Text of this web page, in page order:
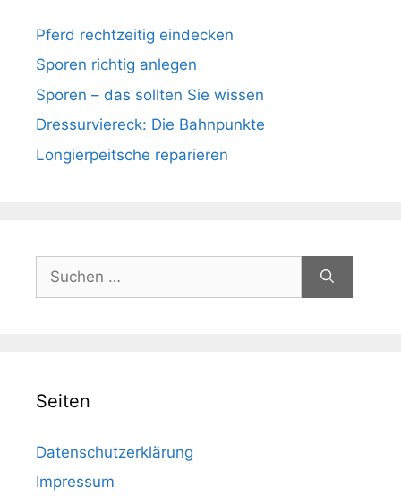
Pferd rechtzeitig eindecken
Sporen richtig anlegen
Sporen – das sollten Sie wissen
Dressurviereck: Die Bahnpunkte
Longierpeitsche reparieren
nach:
Seiten
Datenschutzerklärung
Impressum